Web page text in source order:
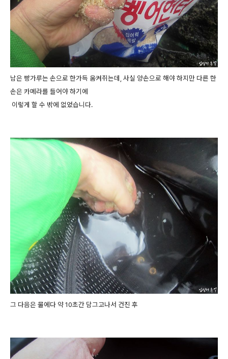
남은 빵가루는 손으로 한가득 움켜쥐는데, 사실 양손으로 해야 하지만 다른 한
손은 카메라를 들어야 하기에
이렇게 할 수 밖에 없었습니다.
그 다음은 물에다 약 10초간 담그고나서 건진 후